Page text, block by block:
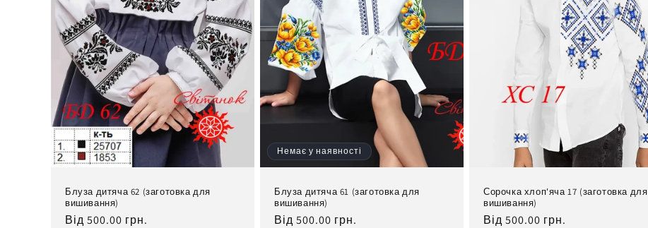
Блуза дитяча 62 (заготовка для
вишивання)
Нормальна
Від 500.00 грн.
Немає у наявності
Блуза дитяча 61 (заготовка для
вишивання)
Нормальна
Від 500.00 грн.
Сорочка хлоп'яча 17 (заготовка для
вишивання)
Нормальна
Від 500.00 грн.